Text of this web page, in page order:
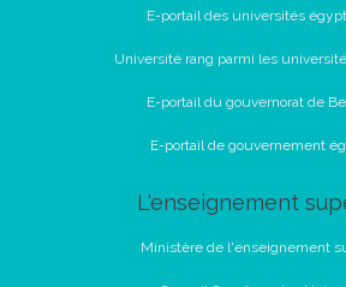
E-portail des universités
Université rang parmi les
E-portail du gouvernorat de
E-portail de gouvernement
L'enseignement
Ministère de l'enseignement